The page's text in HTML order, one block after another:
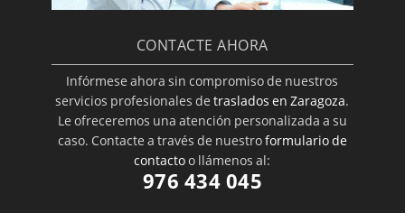
CONTACTE AHORA
Infórmese ahora sin compromiso de nuestros
servicios profesionales detraslados en Zaragoza.
Le ofreceremos una atención personalizada a su
caso. Contacte a través de nuestroformulario de
contactoo llámenos al:
976 434 045